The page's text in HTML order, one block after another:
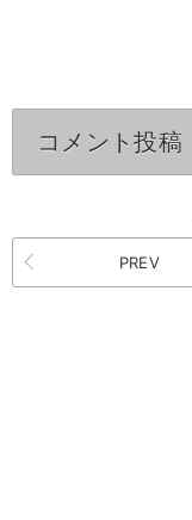
コメント投稿
PREV